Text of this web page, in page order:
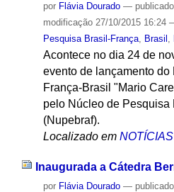
por Flávia Dourado — publicado
modificação27/10/2015 16:24
Pesquisa Brasil-França, Brasil
Acontece no dia 24 de
evento de lançamento do
França-Brasil "Mario
pelo Núcleo de Pesquisa
(Nupebraf).
Localizado em NOTÍCIAS
Inaugurada a Cátedra
por Flávia Dourado — publicado